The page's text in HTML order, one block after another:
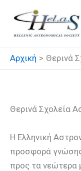
στο
περιεχόμενο
Αρχική Θερινά
Θερινά Σχολεία
Η Ελληνική
προσφορά γνώσης
προς τα νεώτερα